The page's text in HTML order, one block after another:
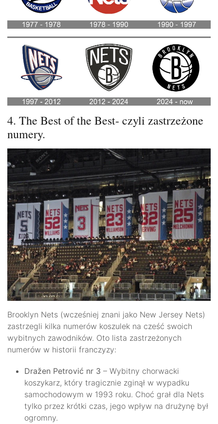
4. The Best of the Best- czyli zastrzeżone
numery.
Brooklyn Nets (wcześniej znani jako New Jersey Nets)
zastrzegli kilka numerów koszulek na cześć swoich
wybitnych zawodników. Oto lista zastrzeżonych
numerów w historii franczyzy:
Dražen Petrović nr 3 – Wybitny chorwacki
koszykarz, który tragicznie zginął w wypadku
samochodowym w 1993 roku. Choć grał dla Nets
tylko przez krótki czas, jego wpływ na drużynę był
ogromny.